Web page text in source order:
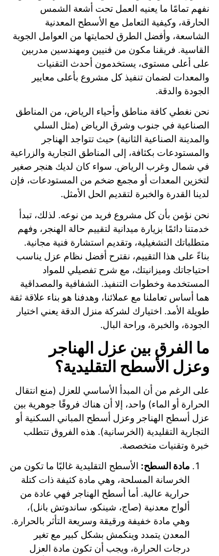
نفهم تمامًا ما يعنيه العمل تحت أشعة الشمس
الحارقة، وكيفية التعامل مع الأسطح المعدنية
الشاسعة، وأفضل الطرق لحمايتها من العوامل الجوية
القاسية. فريقنا مكون من فنيين ومهندسين مدربين
على أعلى مستوى، يستخدمون أحدث التقنيات
والمعدات لضمان تنفيذ كل مشروع بأعلى معايير
الجودة والدقة.
نحن نغطي كافة مناطق وأحياء الرياض، من المناطق
الصناعية في جنوب وشرق الرياض (مثل السلي
والمدينة الصناعية الثانية) حيث تتواجد الهناجر
والمستودعات بكثافة، إلى المناطق التجارية والزراعية
في شمال وغرب الرياض. سواء كان لديك هنجر صغير
لتخزين المعدات أو مجمع ضخم من المستودعات، فإن
لدينا القدرة والخبرة لتقديم الحل الأمثل.
نحن نؤمن بأن كل مشروع فريد من نوعه. لذلك، تبدأ
خدمتنا دائمًا بزيارة ميدانية لتقييم حالة الهنجر، وفهم
متطلباتك التشغيلية، وتقديم استشارة فنية مجانية.
بناءً على هذا التقييم، نقترح أفضل نظام عزل يناسب
احتياجاتك وميزانيتك، مع شرح تفصيلي للمواد
المستخدمة وخطوات التنفيذ. الشفافية والمصداقية
هما أساس تعاملنا مع عملائنا، وهدفنا هو بناء علاقة ثقة
طويلة الأمد. اختيارك لشركة منزل الدقة يعني اختيار
الجودة، والخبرة، وراحة البال.
ما الفرق بين عزل الهناجر
وعزل الأسطح التقليدية؟
على الرغم من أن المبدأ الأساسي للعزل (منع انتقال
الحرارة أو الماء) واحد، إلا أن هناك فروقًا جوهرية بين
عزل أسطح الهناجر وعزل أسطح المباني السكنية أو
التجارية التقليدية (الخرسانية). هذه الفروق تتطلب
خبرة وتقنيات متخصصة.
مادة السطح: الأسطح التقليدية غالبًا ما تكون من
الخرسانة المسلحة، وهي مادة كثيفة ذات كتلة
حرارية عالية. أما أسطح الهناجر فهي عادة من
ألواح معدنية (صاج، شينكو، ساندوتش بانل)،
وهي مادة خفيفة ورقيقة وسريعة التأثر بالحرارة.
المعدن يتمدد وينكمش بشكل كبير مع تغير
درجات الحرارة، ويجب أن تكون مادة العزل